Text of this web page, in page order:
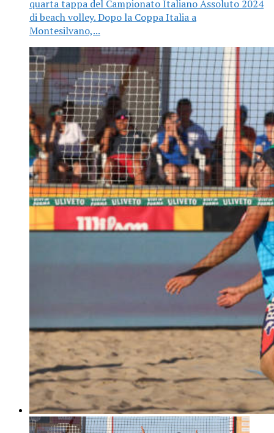
quarta tappa del Campionato Italiano Assoluto 2024
di beach volley. Dopo la Coppa Italia a
Montesilvano,...